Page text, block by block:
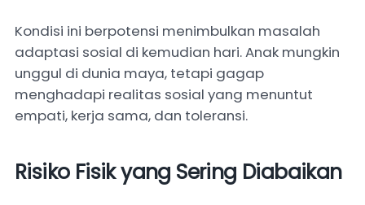
Kondisi ini berpotensi menimbulkan masalah
adaptasi sosial di kemudian hari. Anak mungkin
unggul di dunia maya, tetapi gagap
menghadapi realitas sosial yang menuntut
empati, kerja sama, dan toleransi.
Risiko Fisik yang Sering Diabaikan